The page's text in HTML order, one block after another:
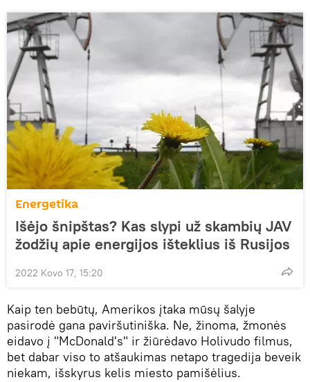
Energetika
Išėjo šnipštas? Kas slypi už skambių JAV
žodžių apie energijos išteklius iš Rusijos
2022 Kovo 17, 15:20
Kaip ten bebūtų, Amerikos įtaka mūsų šalyje
pasirodė gana paviršutiniška. Ne, žinoma, žmonės
eidavo į "McDonald's" ir žiūrėdavo Holivudo filmus,
bet dabar viso to atšaukimas netapo tragedija beveik
niekam, išskyrus kelis miesto pamišėlius.